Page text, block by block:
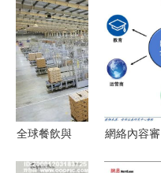
警示 家庭
雇傭看護防
范指南
能品牌需走
多元化路線
全球餐飲與
網絡內容審